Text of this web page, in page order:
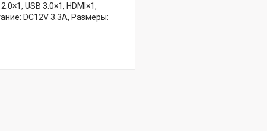
USB 3.0×1, HDMI×1,
DC12V 3.3A, Размеры: